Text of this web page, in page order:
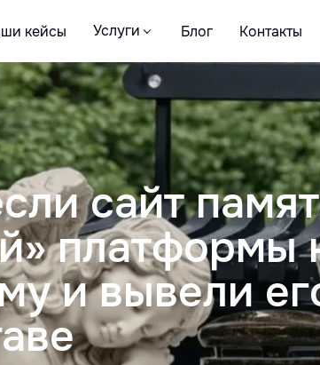
кейсы Услуги Блог Контакты
сайт
платформы
и вывели